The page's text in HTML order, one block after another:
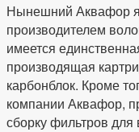
Нынешний Аквафор
производителем
имеется
производящая
карбонблок. Кроме
компании Аквафор,
сборку фильтров для